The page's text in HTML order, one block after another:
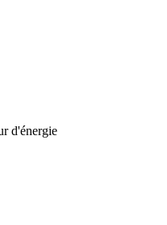
d'énergie